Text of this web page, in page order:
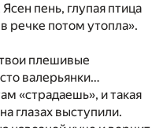
пень, глупая птица
речке потом утопла».
плешивые
валерьянки…
«страдаешь», и такая
глазах выступили.